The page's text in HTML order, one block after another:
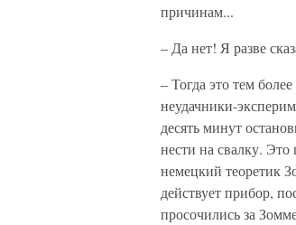
причинам...
– Да нет! Я разве
– Тогда это тем
неудачники-
десять минут
нести на свалку.
немецкий теоретик
действует прибор,
просочились за